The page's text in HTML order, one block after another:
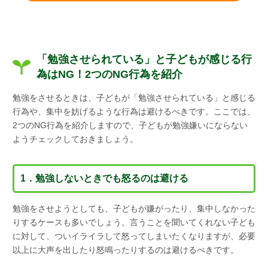
「勉強させられている」と子どもが感じる行
為はNG！2つのNG行為を紹介
勉強をさせるときは、子どもが「勉強させられている」と感じる
行為や、集中を妨げるような行為は避けるべきです。ここでは、
2つのNG行為を紹介しますので、子どもが勉強嫌いにならない
ようチェックしておきましょう。
1．勉強しないときでも怒るのは避ける
勉強をさせようとしても、子どもが嫌がったり、集中しなかった
りするケースも多いでしょう。言うことを聞いてくれない子ども
に対して、ついイライラして怒ってしまいたくなりますが、必要
以上に大声を出したり怒鳴ったりするのは避けるべきです。